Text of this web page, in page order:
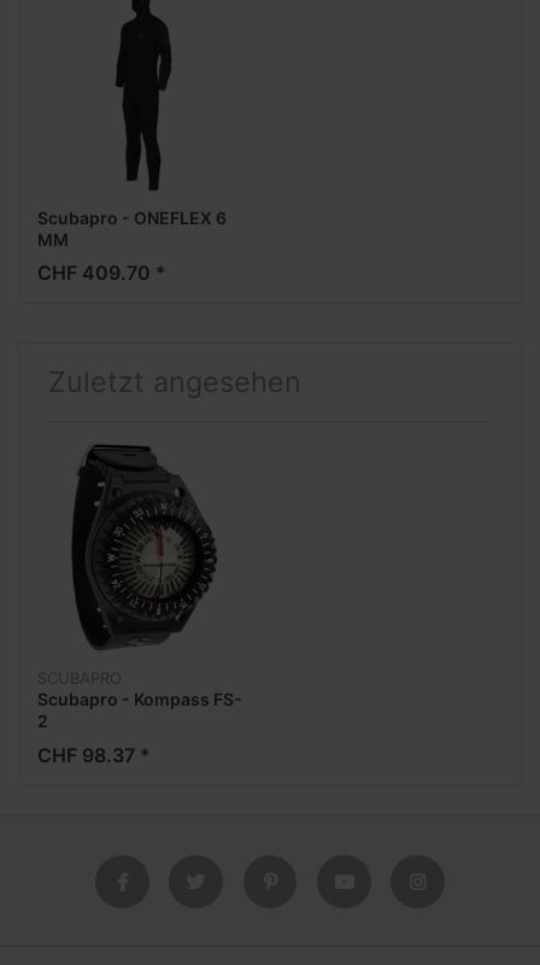
Scubapro - ONEFLEX 6
MM
FRONTREISSVERSCHLUSS,
Man
CHF 409.70 *
Zuletzt angesehen
SCUBAPRO
Scubapro - Kompass FS-
2
CHF 98.37 *